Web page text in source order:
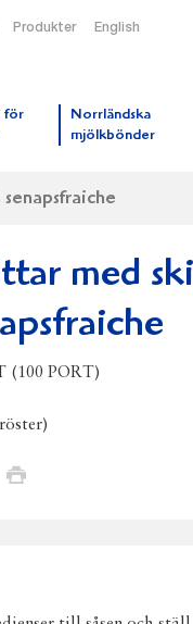
Produkter English
för
Norrländska
mjölkbönder
med
(100 PORT)
röster)
DelaSkriv